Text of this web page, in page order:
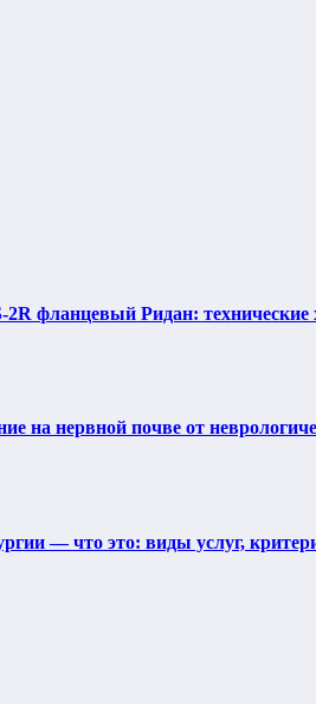
фланцевый Ридан: технические
на нервной почве от
— что это: виды услуг,